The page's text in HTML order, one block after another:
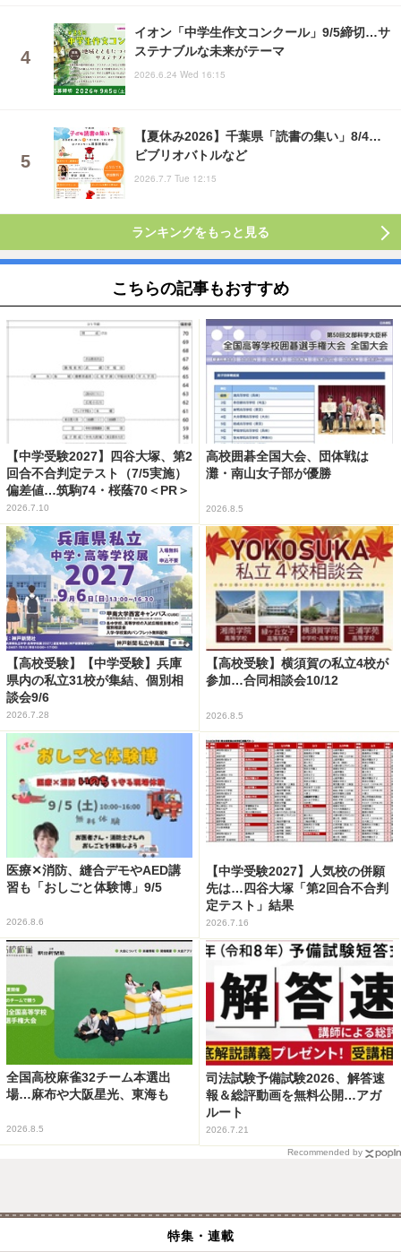
イオン「中学生作文コンクール」9/5締切…サ
ステナブルな未来がテーマ
2026.6.24 Wed 16:15
【夏休み2026】千葉県「読書の集い」8/4…
ビブリオバトルなど
2026.7.7 Tue 12:15
ランキングをもっと見る
こちらの記事もおすすめ
【中学受験2027】四谷大塚、第2
回合不合判定テスト（7/5実施）
偏差値…筑駒74・桜蔭70＜PR＞
2026.7.10
高校囲碁全国大会、団体戦は
灘・南山女子部が優勝
2026.8.5
【高校受験】【中学受験】兵庫
県内の私立31校が集結、個別相
談会9/6
2026.7.28
【高校受験】横須賀の私立4校が
参加…合同相談会10/12
2026.8.5
医療✕消防、縫合デモやAED講
習も「おしごと体験博」9/5
2026.8.6
【中学受験2027】人気校の併願
先は…四谷大塚「第2回合不合判
定テスト」結果
2026.7.16
全国高校麻雀32チーム本選出
場…麻布や大阪星光、東海も
2026.8.5
司法試験予備試験2026、解答速
報＆総評動画を無料公開…アガ
ルート
2026.7.21
Recommended by
特集・連載